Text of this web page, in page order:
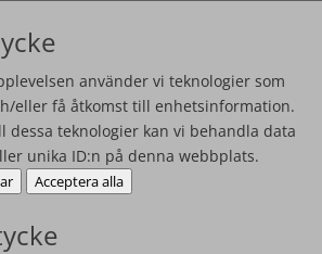
använder vi teknologier som
eller få åtkomst till enhetsinformation.
dessa teknologier kan vi behandla data
unika ID:n på denna webbplats.
Acceptera alla